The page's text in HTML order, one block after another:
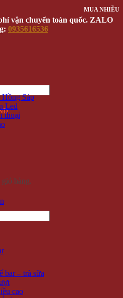
vận chuyển toàn quốc. ZALO
0935616536
giỏ hàng.
Sáp
Led
thoại
bar – trà sữa
cao
MUA NHIỀU
MUA NHIỀU
MUA NHIỀU